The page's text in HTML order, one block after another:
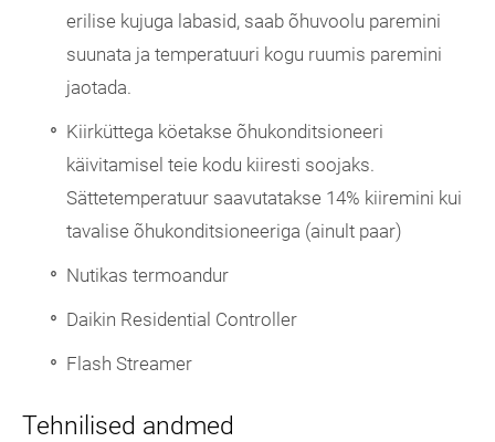
erilise kujuga labasid, saab õhuvoolu paremini
suunata ja temperatuuri kogu ruumis paremini
jaotada.
Kiirküttega köetakse õhukonditsioneeri
käivitamisel teie kodu kiiresti soojaks.
Sättetemperatuur saavutatakse 14% kiiremini kui
tavalise õhukonditsioneeriga (ainult paar)
Nutikas termoandur
Daikin Residential Controller
Flash Streamer
Tehnilised andmed